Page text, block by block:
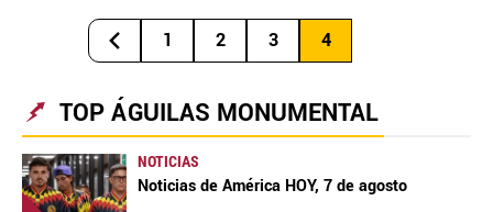
1 2 3 4
TOP ÁGUILAS MONUMENTAL
NOTICIAS
Noticias de América HOY, 7 de agosto